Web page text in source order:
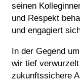
seinen
und Respekt
und engagiert
In der Gegend
wir tief
zukunftssichere